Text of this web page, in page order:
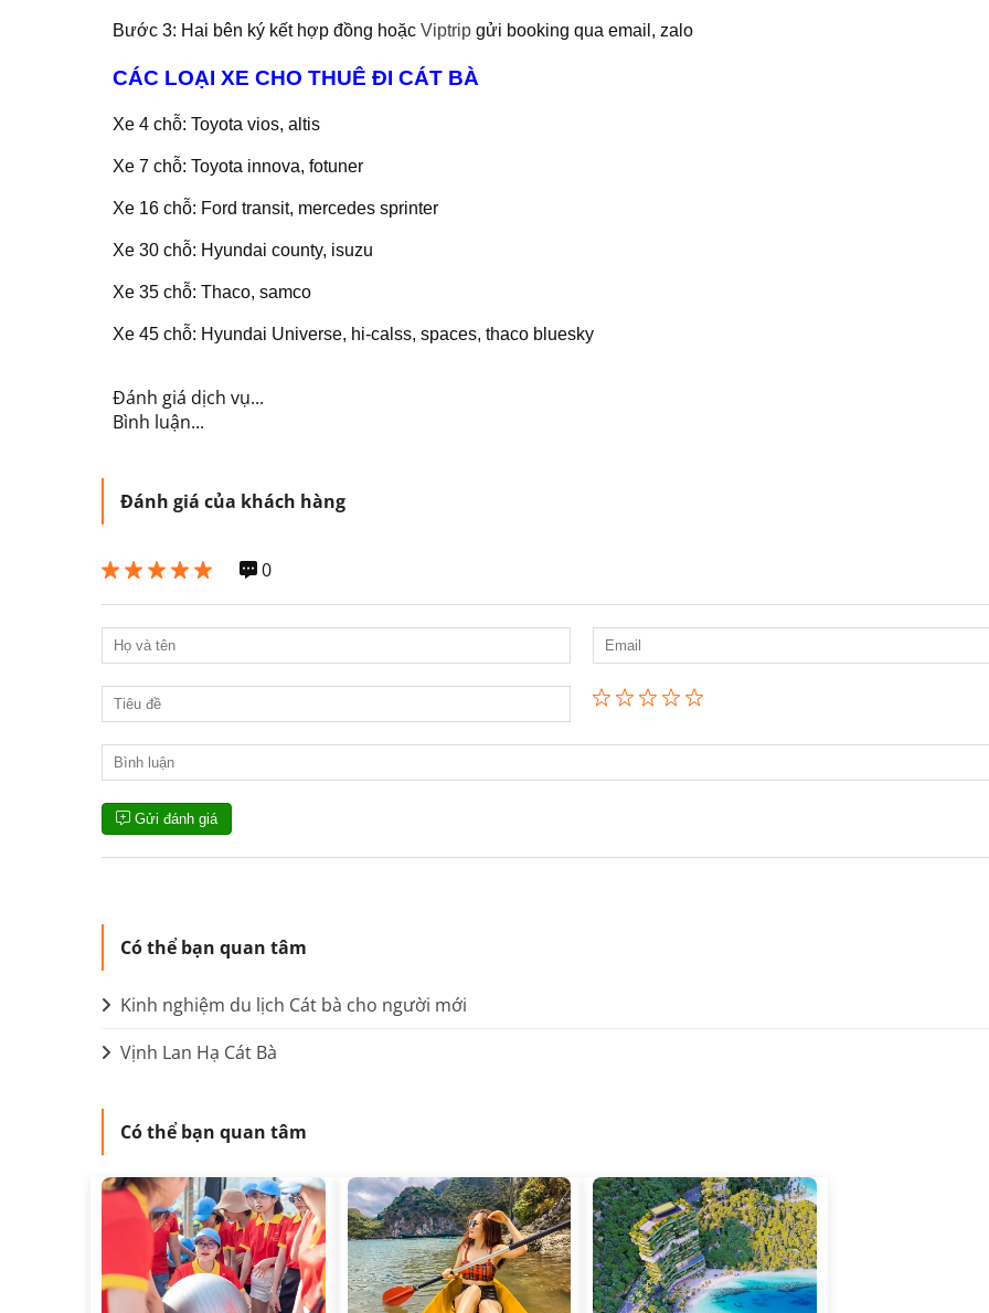
Bước 3: Hai bên ký kết hợp đồng hoặc Viptrip gửi booking qua email, zalo
CÁC LOẠI XE CHO THUÊ ĐI CÁT BÀ
Xe 4 chỗ: Toyota vios, altis
Xe 7 chỗ: Toyota innova, fotuner
Xe 16 chỗ: Ford transit, mercedes sprinter
Xe 30 chỗ: Hyundai county, isuzu
Xe 35 chỗ: Thaco, samco
Xe 45 chỗ: Hyundai Universe, hi-calss, spaces, thaco bluesky
Đánh giá dịch vụ...
Bình luận...
Đánh giá của khách hàng
0
Gửi đánh giá
Có thể bạn quan tâm
Kinh nghiệm du lịch Cát bà cho người mới
Vịnh Lan Hạ Cát Bà
Có thể bạn quan tâm